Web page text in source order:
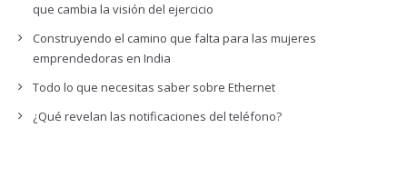
que cambia la visión del ejercicio
Construyendo el camino que falta para las mujeres
emprendedoras en India
Todo lo que necesitas saber sobre Ethernet
¿Qué revelan las notificaciones del teléfono?